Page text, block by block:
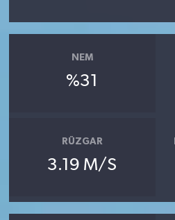
NEM
%31
RÜZGAR
3.19 M/S